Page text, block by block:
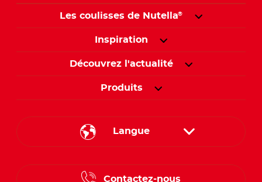
Les coulisses de Nutella®
Inspiration
Découvrez l'actualité
Produits
Langue
English
Contactez-nous